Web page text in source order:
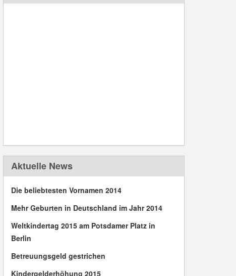
Aktuelle News
Die beliebtesten Vornamen 2014
Mehr Geburten in Deutschland im Jahr 2014
Weltkindertag 2015 am Potsdamer Platz in
Berlin
Betreuungsgeld gestrichen
Kindergelderhöhung 2015